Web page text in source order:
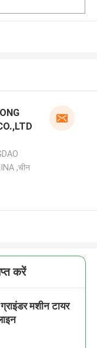
,चीन
करें
मशीन टायर